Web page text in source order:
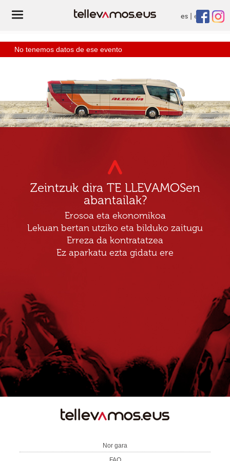
es eu
No tenemos datos de ese evento
Zeintzuk dira TE LLEVAMOSen
abantailak?
Erosoa eta ekonomikoa
Lekuan bertan utziko eta bilduko zaitugu
Erreza da kontratatzea
Ez aparkatu ezta gidatu ere
Nor gara